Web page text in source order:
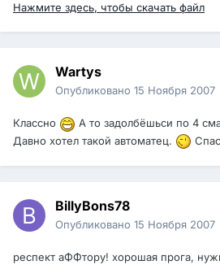
Нажмите здесь, чтобы скачать файл
Wartys
Опубликовано 15 Ноября 2007
Классно
А то задолбёшьси по 4
Давно хотел такой автоматец.
BillyBons78
Опубликовано 15 Ноября 2007
респект аФФтору! хорошая прога,